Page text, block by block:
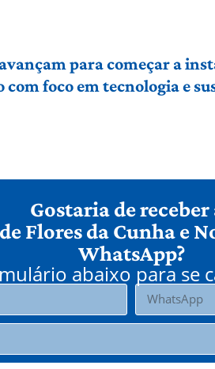
para começar a
com foco em tecnologia e
Gostaria de receber
Flores da Cunha e
WhatsApp?
abaixo para se